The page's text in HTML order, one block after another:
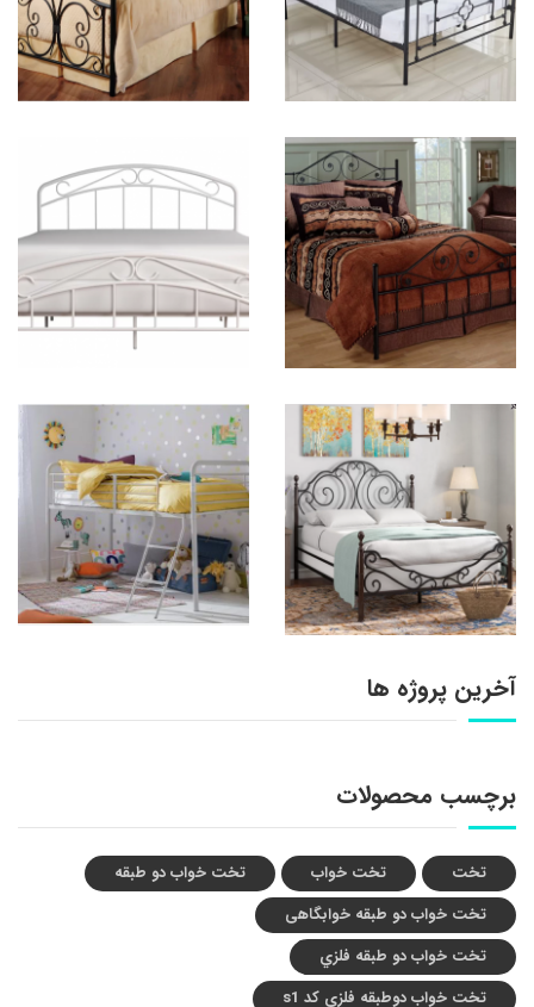
آخرین پروژه ها
برچسب محصولات
تخت تخت خواب
تخت خواب دو طبقه
تخت خواب دو طبقه خوابگاهی
تخت خواب دو طبقه فلزي
تخت خواب دوطبقه فلزي کد s1